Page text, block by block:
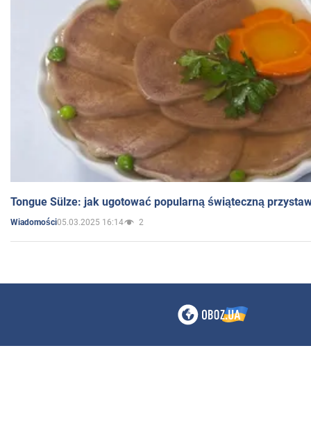
Tongue Sülze: jak ugotować popularną świąteczną
Wiadomości05.03.2025 16:14 2